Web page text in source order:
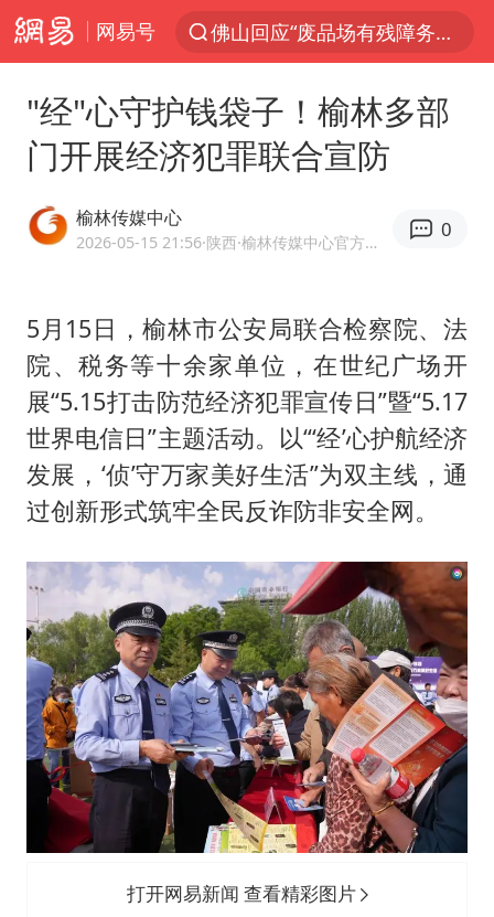
网易号
佛山回应“废品场有残障务工人员”
人贩子“梅姨”真名谢家梅
河南：领导干部要带头休假
被一条街帮助的“煎饼叔叔”去世
香港乐坛著名填词人黎彼得去世
男子出狱前8天被改判死缓
外交部回应日本将中国列为最大挑战
被妻子举报丈夫与情人一审获刑1年
“中国游”持续带火“中国购”
你常吃的兰州拉面要改名了
张家界中心汽车站候车厅漏水如瀑布
坚持党全面领导和党中央集中统一领导
"经"心守护钱袋子！榆林多部
门开展经济犯罪联合宣防
榆林传媒中心
2026-05-15 21:56·陕西 ·榆林传媒中心官方网易号
0
5月15日，榆林市公安局联合检察院、法
院、税务等十余家单位，在世纪广场开
展“5.15打击防范经济犯罪宣传日”暨“5.17
世界电信日”主题活动。以“‘经’心护航经济
发展，‘侦’守万家美好生活”为双主线，通
过创新形式筑牢全民反诈防非安全网。
打开网易新闻 查看精彩图片